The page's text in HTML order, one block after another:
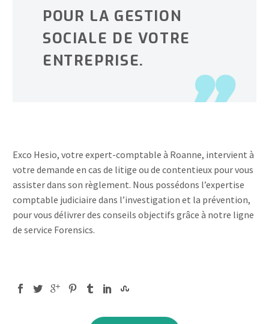
POUR LA GESTION
SOCIALE DE VOTRE
ENTREPRISE.
Exco Hesio, votre expert-comptable à Roanne, intervient à
votre demande en cas de litige ou de contentieux pour vous
assister dans son règlement. Nous possédons l’expertise
comptable judiciaire dans l’investigation et la prévention,
pour vous délivrer des conseils objectifs grâce à notre ligne
de service Forensics.